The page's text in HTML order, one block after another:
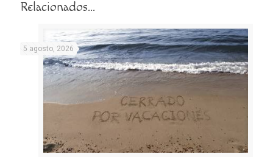
Relacionados...
5 agosto, 2026